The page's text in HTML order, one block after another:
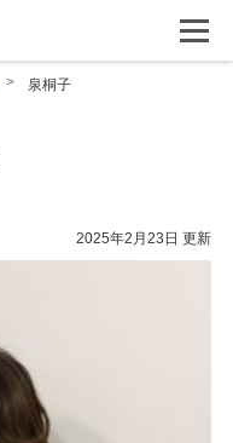
泉桐子
2025年2月23日 更新